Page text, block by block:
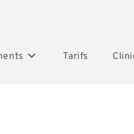
Tarifs